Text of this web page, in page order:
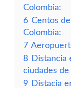
Colombia:
6 Centos
Colombia:
7
8 Distancia
ciudades de
9 Distacia